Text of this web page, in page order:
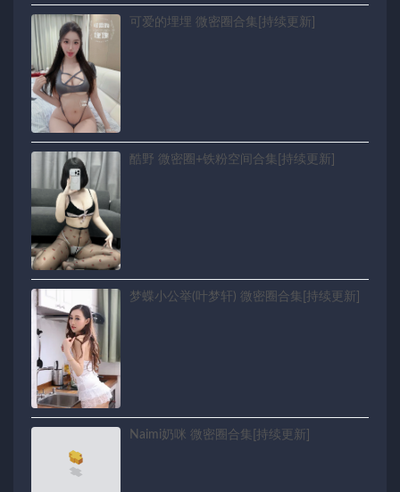
可爱的埋埋 微密圈合集[持续更新]
酷野 微密圈+铁粉空间合集[持续更新]
梦蝶小公举(叶梦轩) 微密圈合集[持续更新]
Naimi奶咪 微密圈合集[持续更新]